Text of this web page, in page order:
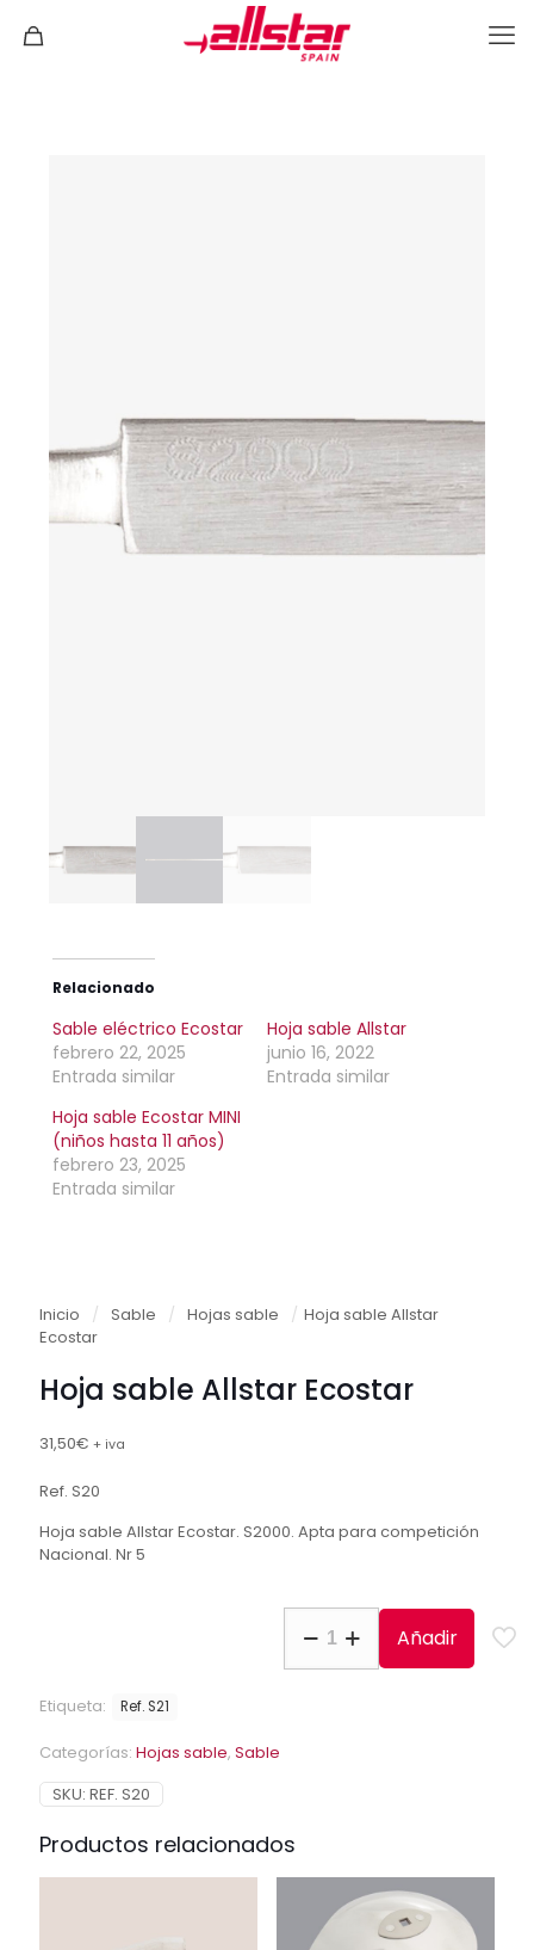
Relacionado
Sable eléctrico Ecostar
febrero 22, 2025
Entrada similar
Hoja sable Allstar
junio 16, 2022
Entrada similar
Hoja sable Ecostar MINI
(niños hasta 11 años)
febrero 23, 2025
Entrada similar
Inicio / Sable / Hojas sable / Hoja sable Allstar
Ecostar
Hoja sable Allstar Ecostar
31,50€ + iva
Ref. S20
Hoja sable Allstar Ecostar. S2000. Apta para competición
Nacional. Nr 5
sable
Allstar
Añadir
Etiqueta: Ref. S21
Categorías: Hojas sable, Sable
SKU: REF. S20
Productos relacionados